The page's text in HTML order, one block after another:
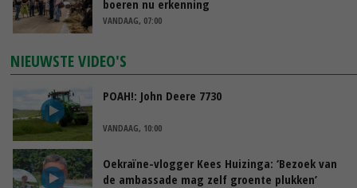
boeren nu erkenning
VANDAAG, 07:00
NIEUWSTE VIDEO'S
POAH!: John Deere 7730
VANDAAG, 10:00
Oekraïne-vlogger Kees Huizinga: ‘Bezoek van
de ambassade mag zelf groente plukken’